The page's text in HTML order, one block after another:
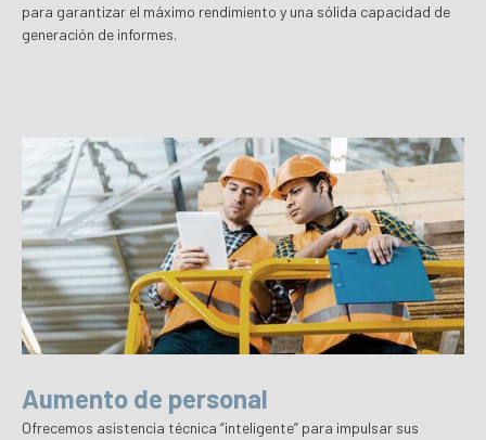
para garantizar el máximo rendimiento y una sólida capacidad de
generación de informes.
Aumento de personal
Ofrecemos asistencia técnica “inteligente” para impulsar sus